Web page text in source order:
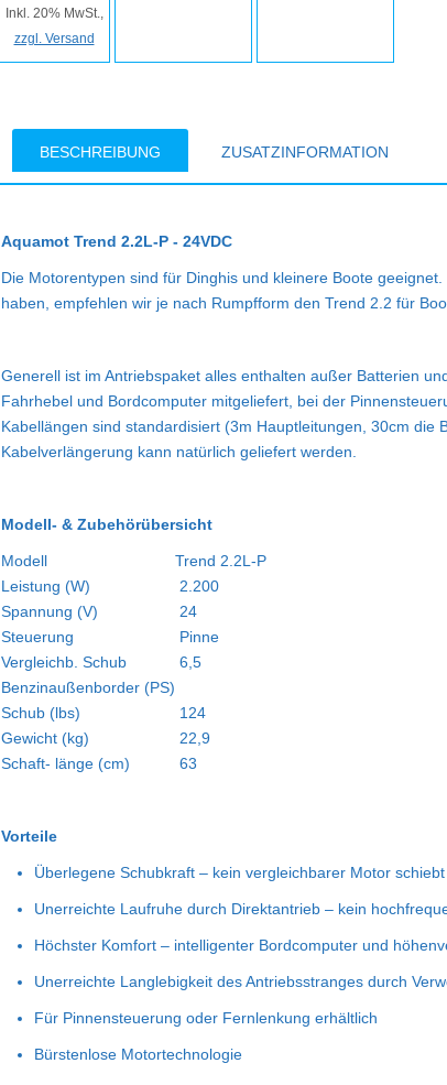
Inkl. 20% MwSt.,
zzgl. Versand
BESCHREIBUNG ZUSATZINFORMATION
Aquamot Trend 2.2L-P - 24VDC
Die Motorentypen sind für Dinghis und kleinere Boote
haben, empfehlen wir je nach Rumpfform den Trend 2.2 für
Generell ist im Antriebspaket alles enthalten außer Batterien
Fahrhebel und Bordcomputer mitgeliefert, bei der
Kabellängen sind standardisiert (3m Hauptleitungen, 30cm die
Kabelverlängerung kann natürlich geliefert werden.
Modell- & Zubehörübersicht
Modell
Trend 2.2L-P
Leistung (W)
2.200
Spannung (V)
24
Steuerung
Pinne
Vergleichb. Schub
Benzinaußenborder (PS)
6,5
Schub (lbs)
124
Gewicht (kg)
22,9
Schaft- länge (cm)
63
Vorteile
Überlegene Schubkraft – kein vergleichbarer Motor
Unerreichte Laufruhe durch Direktantrieb – kein
Höchster Komfort – intelligenter Bordcomputer und
Unerreichte Langlebigkeit des Antriebsstranges durch
Für Pinnensteuerung oder Fernlenkung erhältlich
Bürstenlose Motortechnologie